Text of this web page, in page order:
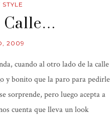
STYLE
Calle…
2009
cuando al otro lado de la calle
y bonito que la paro para pedirle
sorprende, pero luego acepta a
cuenta que lleva un look